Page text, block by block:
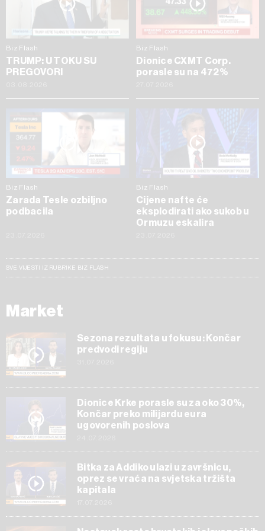
Biz Flash
TRUMP: U TOKU SU
PREGOVORI
Biz Flash
Dionice CXMT Corp.
porasle su na 472%
Biz Flash
Zarada Tesle ozbiljno
podbacila
Biz Flash
Cijene nafte će
eksplodirati ako sukob u
Ormuzu eskalira
SVE VIJESTI IZ RUBRIKE BIZ FLASH
Market
Sezona rezultata u fokusu: Končar
predvodi regiju
Dionice Krke porasle su za oko 30%,
Končar preko milijardu eura
ugovorenih poslova
Bitka za Addiko ulazi u završnicu,
oprez se vraća na svjetska tržišta
kapitala